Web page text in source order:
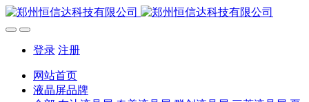
登录 注册
网站首页
液晶屏品牌